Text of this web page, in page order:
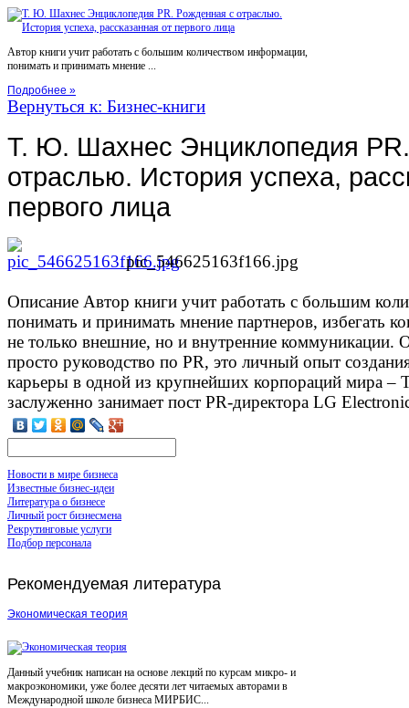
Автор книги учит работать с большим количеством информации,
понимать и принимать мнение ...
Подробнее »
Вернуться к: Бизнес-книги
Т. Ю. Шахнес Энциклопедия
отраслью. История успеха,
первого лица
pic_546625163f166.jpg
Описание Автор книги учит работать с большим
понимать и принимать мнение партнеров, избегать
не только внешние, но и внутренние коммуникации.
просто руководство по PR, это личный опыт
карьеры в одной из крупнейших корпораций мира –
заслуженно занимает пост PR-директора LG
Новости в мире бизнеса
Известные бизнес-идеи
Литература о бизнесе
Личный рост бизнесмена
Рекрутинговые услуги
Подбор персонала
Рекомендуемая литература
Экономическая теория
Данный учебник написан на основе лекций по курсам микро- и
макроэкономики, уже более десяти лет читаемых авторами в
Международной школе бизнеса МИРБИС...